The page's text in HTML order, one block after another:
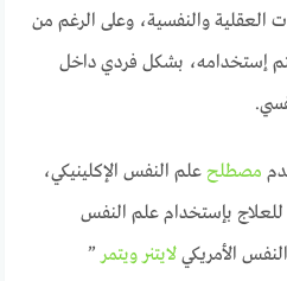
العقلية والنفسية، وعلى الرغم من
إستخدامه، بشكل فردي داخل
مصطلح علم النفس الإكلينيكي،
بإستخدام علم النفس
الأمريكيلايتنر ويتمر”